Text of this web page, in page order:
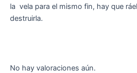
la vela para el mismo fin, hay que
destruirla.
No hay valoraciones aún.